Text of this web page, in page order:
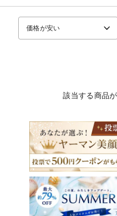
価格が安い
該当する商品